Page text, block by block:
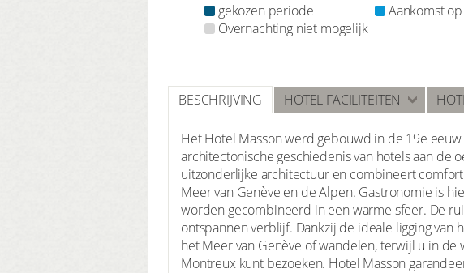
gekozen periode
Aankomst
Overnachting niet mogelijk
BESCHRIJVING HOTEL FACILITEITEN
Het Hotel Masson werd gebouwd in de 19e
architectonische geschiedenis van hotels aan de
uitzonderlijke architectuur en combineert
Meer van Genève en de Alpen. Gastronomie is
worden gecombineerd in een warme sfeer. De
ontspannen verblijf. Dankzij de ideale ligging
het Meer van Genève of wandelen, terwijl u in
Montreux kunt bezoeken. Hotel Masson